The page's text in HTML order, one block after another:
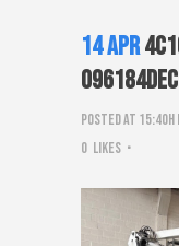
14 Apr
Posted at 15:40h
0 Likes